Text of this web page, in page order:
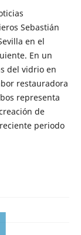
Sebastián
en el
En un
del vidrio en
restauradora
representa
de
periodo